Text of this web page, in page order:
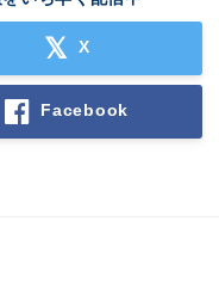
X
Facebook